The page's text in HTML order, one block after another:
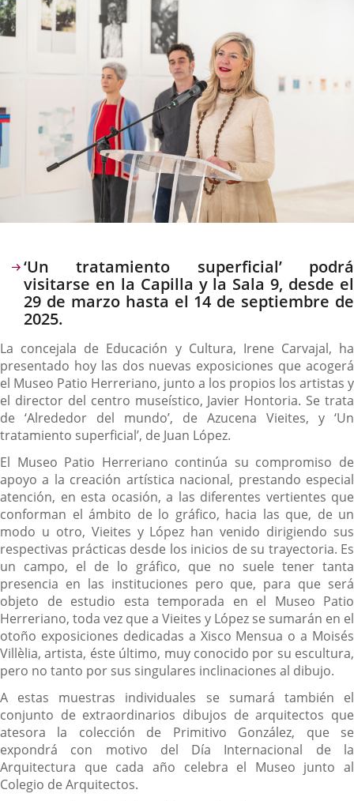
Descripción
‘Un tratamiento superficial’ podrá
visitarse en la Capilla y la Sala 9, desde el
29 de marzo hasta el 14 de septiembre de
2025.
La concejala de Educación y Cultura, Irene Carvajal, ha
presentado hoy las dos nuevas exposiciones que acogerá
el Museo Patio Herreriano, junto a los propios los artistas y
el director del centro museístico, Javier Hontoria. Se trata
de ‘Alrededor del mundo’, de Azucena Vieites, y ‘Un
tratamiento superficial’, de Juan López.
El Museo Patio Herreriano continúa su compromiso de
apoyo a la creación artística nacional, prestando especial
atención, en esta ocasión, a las diferentes vertientes que
conforman el ámbito de lo gráfico, hacia las que, de un
modo u otro, Vieites y López han venido dirigiendo sus
respectivas prácticas desde los inicios de su trayectoria. Es
un campo, el de lo gráfico, que no suele tener tanta
presencia en las instituciones pero que, para que será
objeto de estudio esta temporada en el Museo Patio
Herreriano, toda vez que a Vieites y López se sumarán en el
otoño exposiciones dedicadas a Xisco Mensua o a Moisés
Villèlia, artista, éste último, muy conocido por su escultura,
pero no tanto por sus singulares inclinaciones al dibujo.
A estas muestras individuales se sumará también el
conjunto de extraordinarios dibujos de arquitectos que
atesora la colección de Primitivo González, que se
expondrá con motivo del Día Internacional de la
Arquitectura que cada año celebra el Museo junto al
Colegio de Arquitectos.